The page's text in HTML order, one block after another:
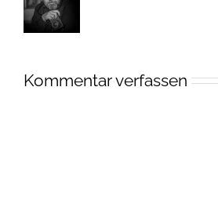
Kommentar verfassen